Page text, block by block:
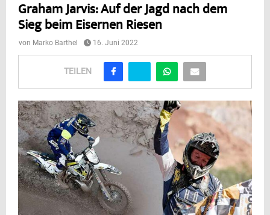
Graham Jarvis: Auf der Jagd nach dem
Sieg beim Eisernen Riesen
von Marko Barthel 16. Juni 2022
TEILEN